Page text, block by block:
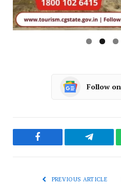
Follow
Facebook
PREVIOUS ARTICLE